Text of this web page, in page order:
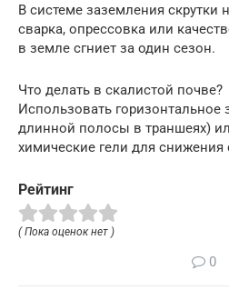
В системе заземления скрутки
сварка, опрессовка или
в земле сгниет за один сезон.
Что делать в скалистой почве?
Использовать горизонтальное
длинной полосы в траншеях)
химические гели для снижения
Рейтинг
( Пока оценок нет )
0